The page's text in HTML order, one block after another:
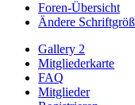
Foren-Übersicht
Ändere
Gallery 2
Mitgliederkarte
FAQ
Mitglieder